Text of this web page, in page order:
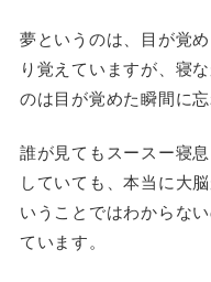
夢というのは、目が覚
り覚えていますが、寝
のは目が覚めた瞬間に
誰が見てもスースー寝
していても、本当に大
いうことではわからな
ています。